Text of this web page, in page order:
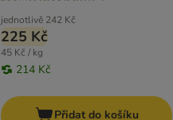
jednotlivě 242 Kč
225 Kč
45 Kč / kg
214 Kč
Přidat do košíku